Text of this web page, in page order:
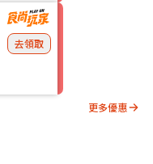
去領取
更多優惠